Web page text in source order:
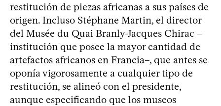
restitución de piezas africanas a sus países de
origen. Incluso Stéphane Martin, el director
del Musée du Quai Branly-Jacques Chirac –
institución que posee la mayor cantidad de
artefactos africanos en Francia–, que antes se
oponía vigorosamente a cualquier tipo de
restitución, se alineó con el presidente,
aunque especificando que los museos